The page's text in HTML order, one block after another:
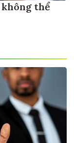
không thể